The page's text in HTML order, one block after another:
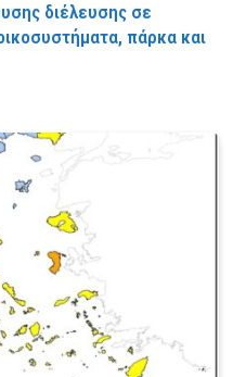
διέλευσης σε
πάρκα και